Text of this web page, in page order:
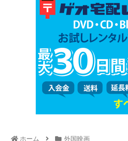
ホーム 外国映画